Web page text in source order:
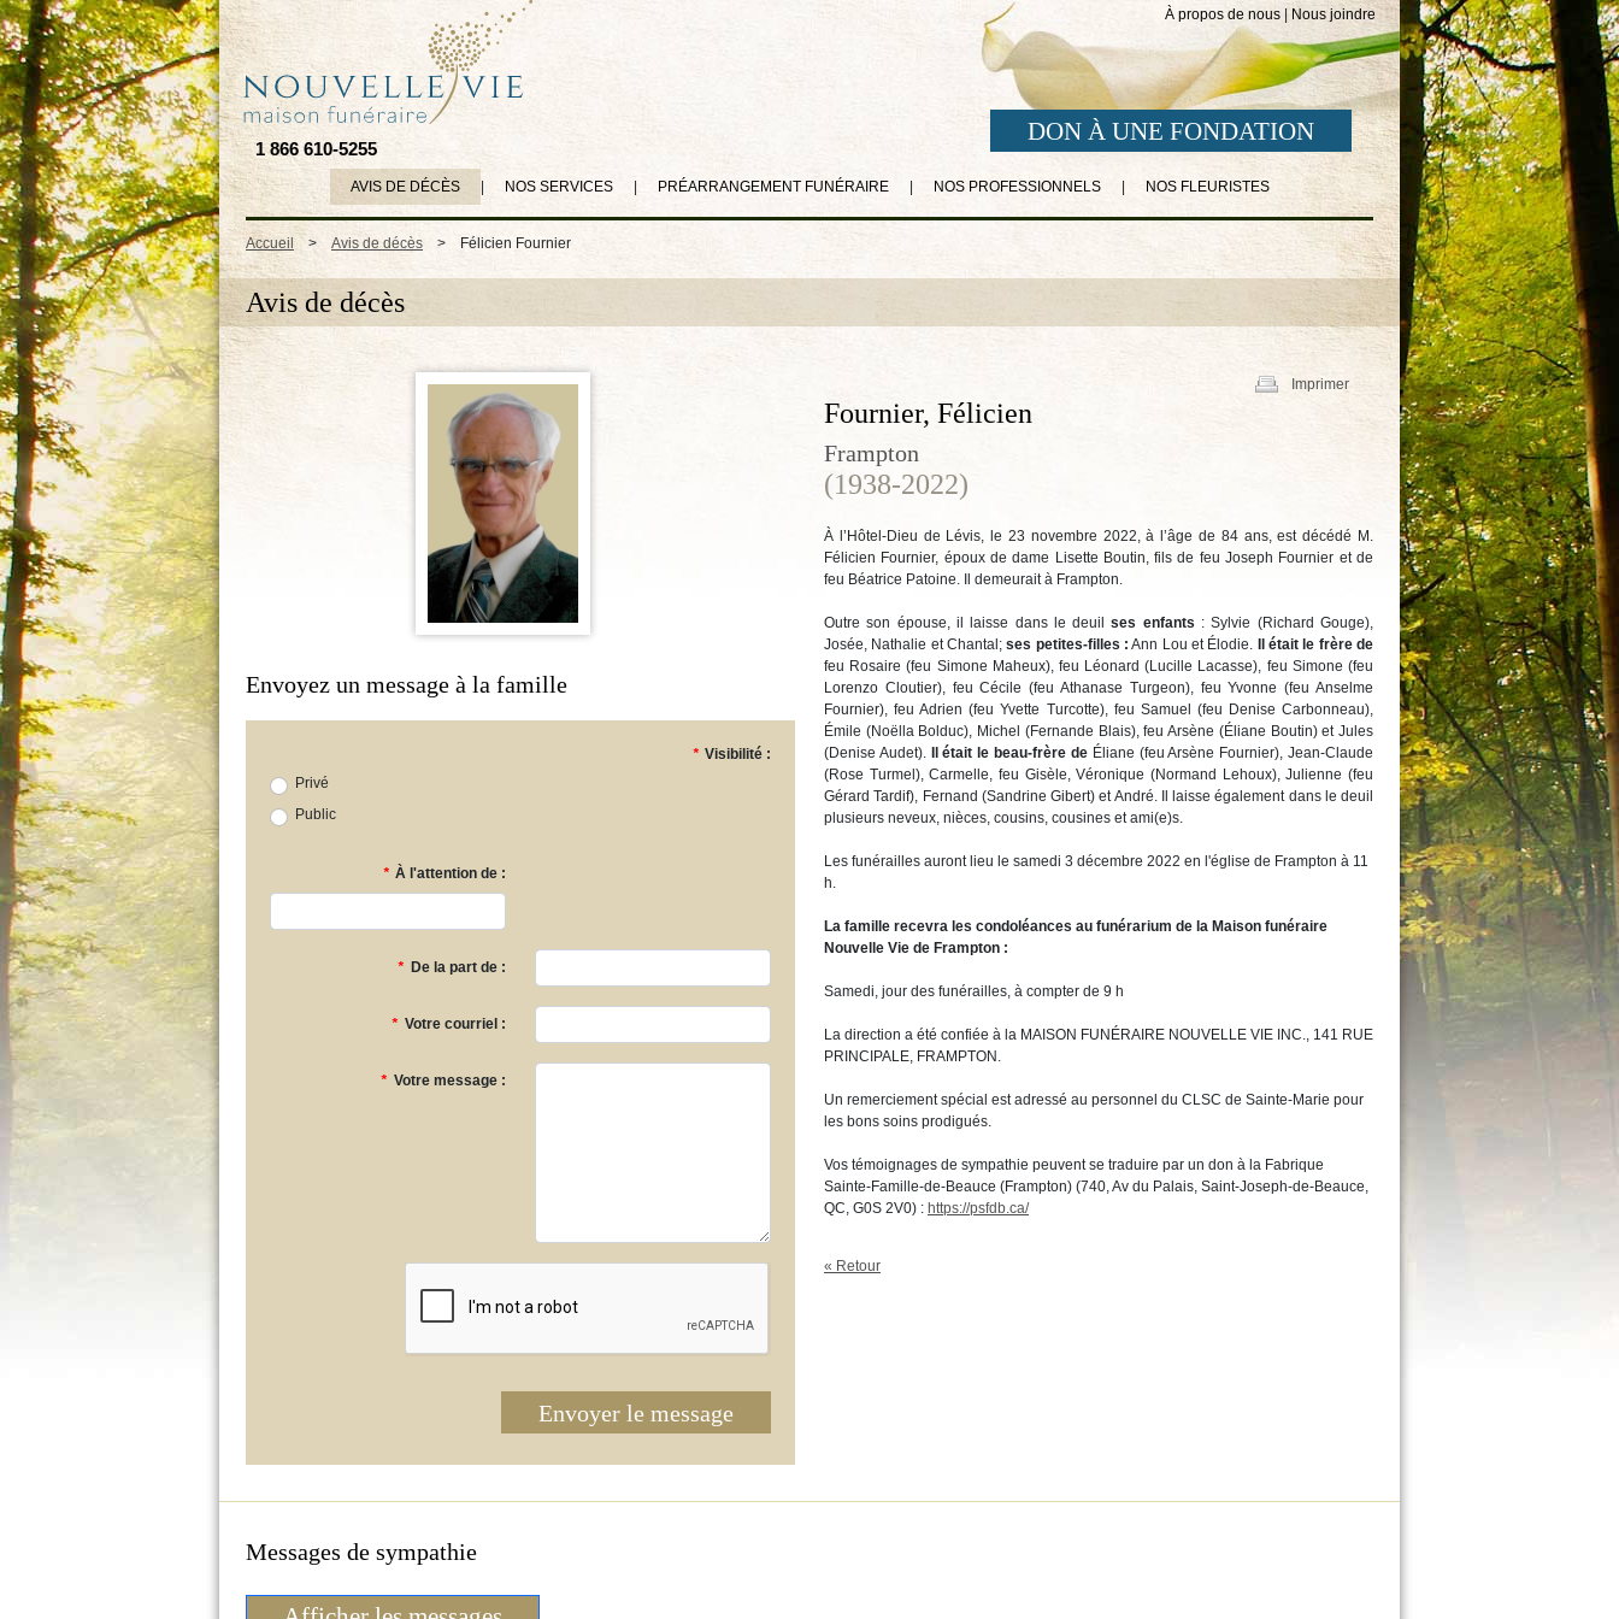
À propos de nous Nous joindre
1 866 610-5255
DON À UNE FONDATION
AVIS DE DÉCÈS NOS SERVICES PRÉARRANGEMENT FUNÉRAIRE NOS PROFESSIONNELS NOS FLEURISTES
Accueil > Avis de décès > Félicien Fournier
Avis de décès
Envoyez un message à la famille
* Visibilité :
Privé
Public
* À l'attention de :
* De la part de :
* Votre courriel :
* Votre message :
Envoyer le message
Imprimer
Fournier, Félicien
Frampton
(1938-2022)
À l’Hôtel-Dieu de Lévis, le 23 novembre 2022, à l’âge de 84 ans, est décédé M.
Félicien Fournier, époux de dame Lisette Boutin, fils de feu Joseph Fournier et de
feu Béatrice Patoine. Il demeurait à Frampton.
Outre son épouse, il laisse dans le deuilses enfants : Sylvie (Richard Gouge),
Josée, Nathalie et Chantal;ses petites-filles : Ann Lou et Élodie.
Il était le frère de
feu Rosaire (feu Simone Maheux), feu Léonard (Lucille Lacasse), feu Simone (feu
Lorenzo Cloutier), feu Cécile (feu Athanase Turgeon), feu Yvonne (feu Anselme
Fournier), feu Adrien (feu Yvette Turcotte), feu Samuel (feu Denise Carbonneau),
Émile (Noëlla Bolduc), Michel (Fernande Blais), feu Arsène (Éliane Boutin) et Jules
(Denise Audet).
Il était le beau-frère deÉliane (feu Arsène Fournier), Jean-Claude
(Rose Turmel), Carmelle, feu Gisèle, Véronique (Normand Lehoux), Julienne (feu
Gérard Tardif), Fernand (Sandrine Gibert) et André. Il laisse également dans le deuil
plusieurs neveux, nièces, cousins, cousines et ami(e)s.
Les funérailles auront lieu le samedi 3 décembre 2022 en l'église de Frampton à 11
h.
La famille recevra les condoléances au funérarium de la Maison funéraire
Nouvelle Vie de Frampton :
Samedi, jour des funérailles, à compter de 9 h
La direction a été confiée à la MAISON FUNÉRAIRE NOUVELLE VIE INC., 141 RUE
PRINCIPALE, FRAMPTON.
Un remerciement spécial est adressé au personnel du CLSC de Sainte-Marie pour
les bons soins prodigués.
Vos témoignages de sympathie peuvent se traduire par un don à la Fabrique
Sainte-Famille-de-Beauce (Frampton) (740, Av du Palais, Saint-Joseph-de-Beauce,
QC, G0S 2V0) : https://psfdb.ca/
« Retour
Messages de sympathie